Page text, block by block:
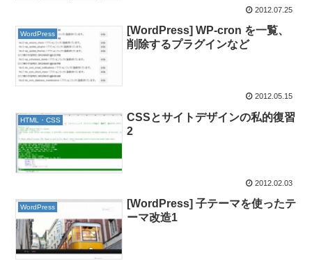
2012.07.25
WordPress
[WordPress] WP-cron を一覧、
削除するプラグインなど
2012.05.15
HTML・CSS
CSSとサイトデザインの私的復習
2
2012.02.03
WordPress
[WordPress] 子テーマを使ったテ
ーマ改造1